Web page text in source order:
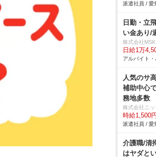
派遣社員 / 愛
日勤・立
い金あり/
株式会社MSK
日給1万
アルバイト
人気のサ
補助中心
務地多数
株式会社ニッ
時給1,500
派遣社員 / 愛
介護職/清
はヤダと